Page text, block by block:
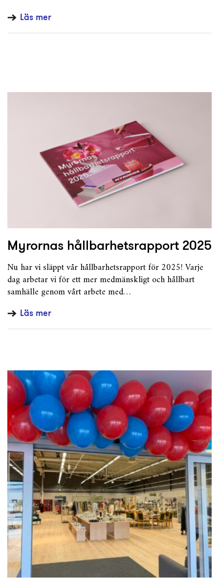
Läs mer
Myrornas hållbarhetsrapport 2025
Nu har vi släppt vår hållbarhetsrapport för 2025! Varje
dag arbetar vi för ett mer medmänskligt och hållbart
samhälle genom vårt arbete med…
Läs mer